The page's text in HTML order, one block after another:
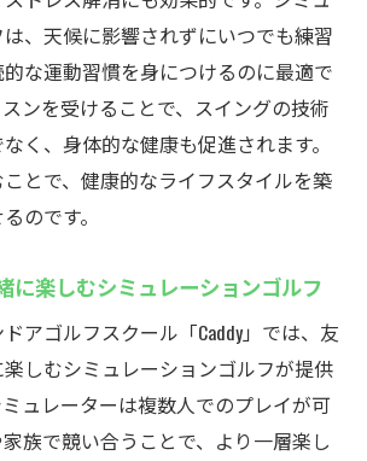
、天候に影響されずにいつでも練習
な運動習慣を身につけるのに最適で
ンを受けることで、スイングの技術
く、身体的な健康も促進されます。
とで、健康的なライフスタイルを築
のです。
に楽しむシミュレーションゴルフ
アゴルフスクール「Caddy」では、友
しむシミュレーションゴルフが提供
ュレーターは複数人でのプレイが可
族で競い合うことで、より一層楽し